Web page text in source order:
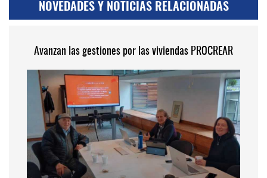
NOVEDADES Y NOTICIAS RELACIONADAS
Avanzan las gestiones por las viviendas PROCREAR